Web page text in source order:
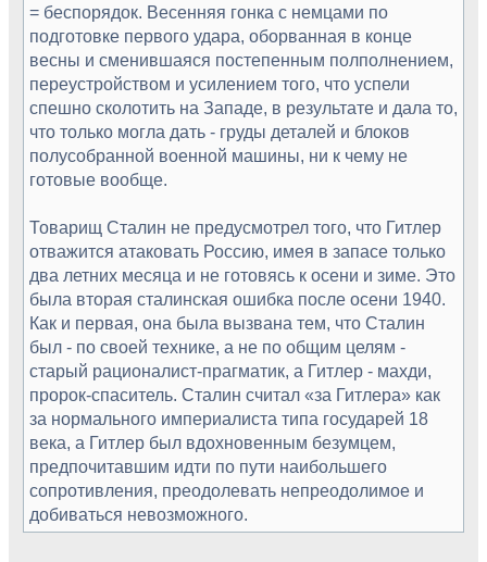
= беспорядок. Весенняя гонка с немцами по
подготовке первого удара, оборванная в конце
весны и сменившаяся постепенным полполнением,
переустройством и усилением того, что успели
спешно сколотить на Западе, в результате и дала то,
что только могла дать - груды деталей и блоков
полусобранной военной машины, ни к чему не
готовые вообще.
Товарищ Сталин не предусмотрел того, что Гитлер
отважится атаковать Россию, имея в запасе только
два летних месяца и не готовясь к осени и зиме. Это
была вторая сталинская ошибка после осени 1940.
Как и первая, она была вызвана тем, что Сталин
был - по своей технике, а не по общим целям -
старый рационалист-прагматик, а Гитлер - махди,
пророк-спаситель. Сталин считал «за Гитлера» как
за нормального империалиста типа государей 18
века, а Гитлер был вдохновенным безумцем,
предпочитавшим идти по пути наибольшего
сопротивления, преодолевать непреодолимое и
добиваться невозможного.